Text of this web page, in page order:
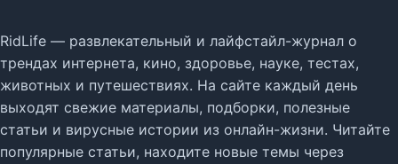
RidLife — развлекательный и лайфстайл-журнал о
трендах интернета, кино, здоровье, науке, тестах,
животных и путешествиях. На сайте каждый день
выходят свежие материалы, подборки, полезные
статьи и вирусные истории из онлайн-жизни. Читайте
популярные статьи, находите новые темы через